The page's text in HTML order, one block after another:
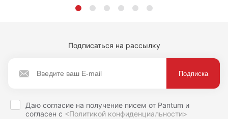
Подписаться на рассылку
Даю согласие на получение писем от Pantum и
согласен с <Политикой конфиденциальности>